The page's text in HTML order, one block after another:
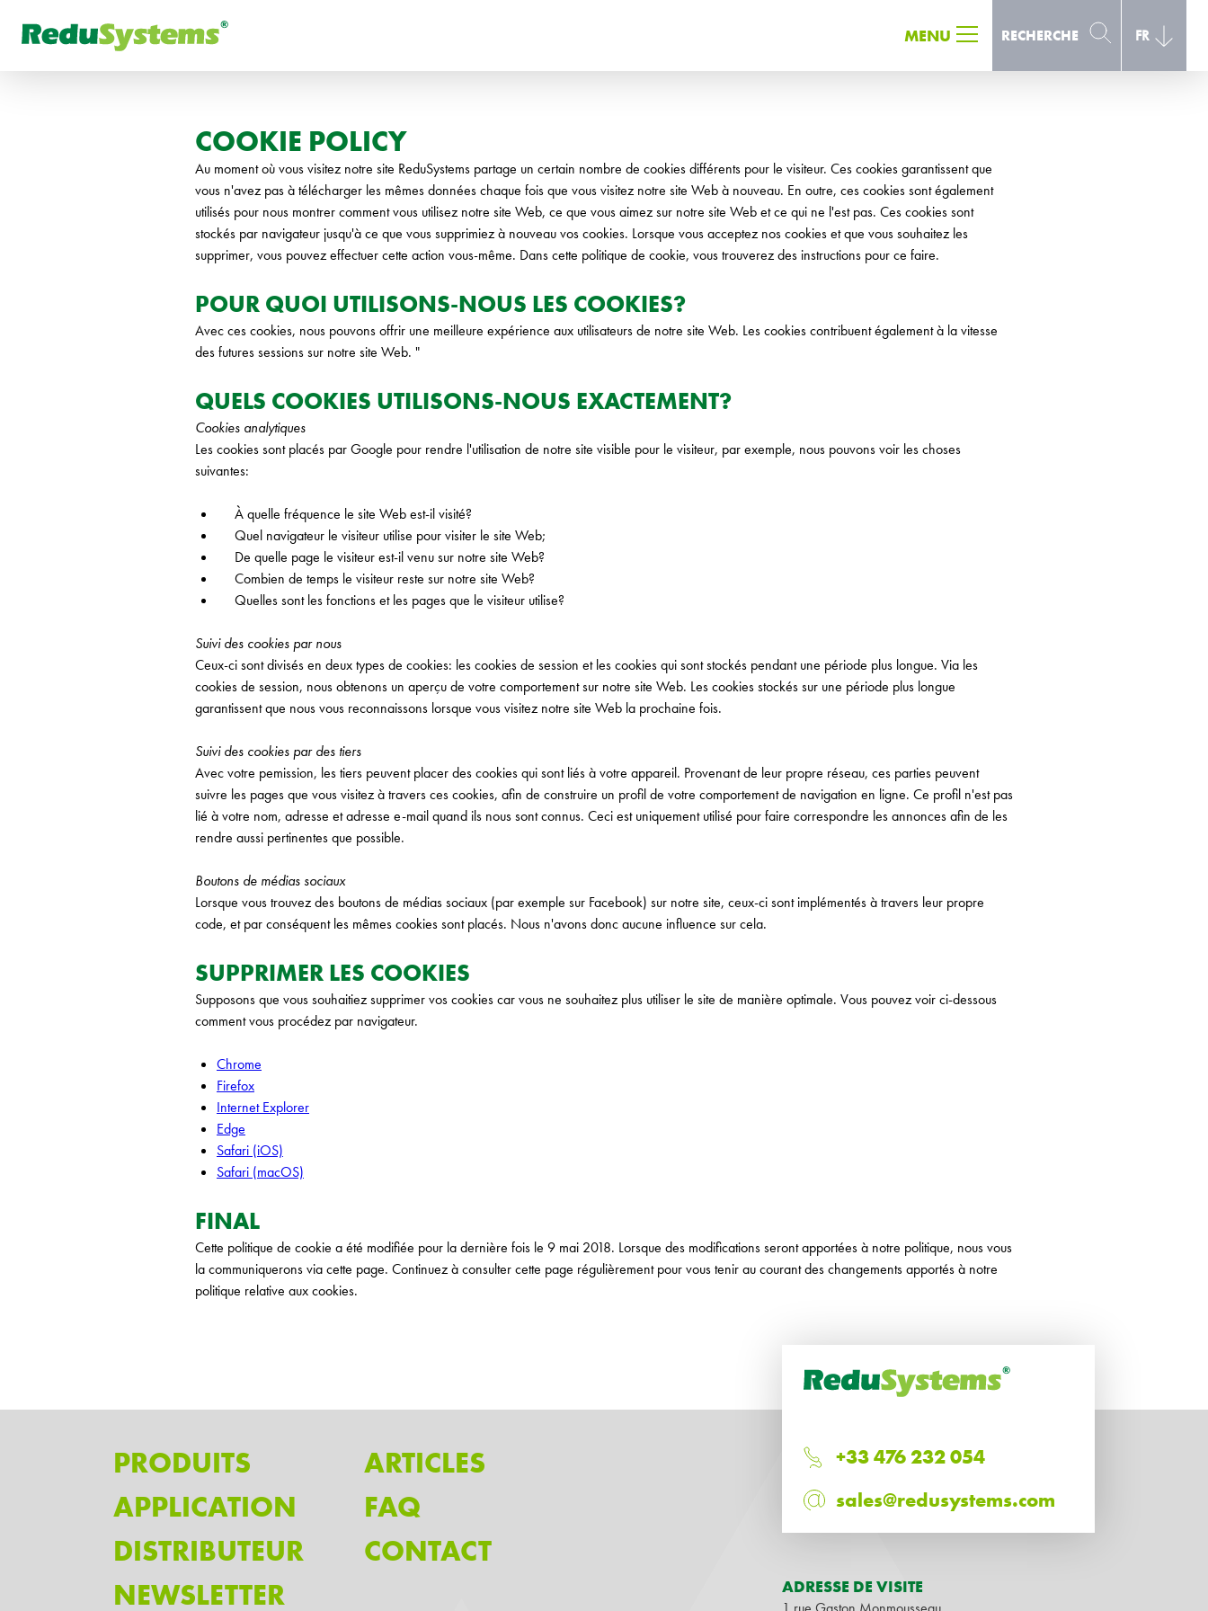
MENU RECHERCHE FR
Que cherchez-vous ? RECHERCHE
COOKIE POLICY
Au moment où vous visitez notre site ReduSystems partage un certain nombre de cookies différents pour le visiteur. Ces cookies garantissent que
vous n'avez pas à télécharger les mêmes données chaque fois que vous visitez notre site Web à nouveau. En outre, ces cookies sont également
utilisés pour nous montrer comment vous utilisez notre site Web, ce que vous aimez sur notre site Web et ce qui ne l'est pas. Ces cookies sont
stockés par navigateur jusqu'à ce que vous supprimiez à nouveau vos cookies. Lorsque vous acceptez nos cookies et que vous souhaitez les
supprimer, vous pouvez effectuer cette action vous-même. Dans cette politique de cookie, vous trouverez des instructions pour ce faire.
POUR QUOI UTILISONS-NOUS LES COOKIES?
Avec ces cookies, nous pouvons offrir une meilleure expérience aux utilisateurs de notre site Web. Les cookies contribuent également à la vitesse
des futures sessions sur notre site Web. "
QUELS COOKIES UTILISONS-NOUS EXACTEMENT?
Cookies analytiques
Les cookies sont placés par Google pour rendre l'utilisation de notre site visible pour le visiteur, par exemple, nous pouvons voir les choses
suivantes:
À quelle fréquence le site Web est-il visité?
Quel navigateur le visiteur utilise pour visiter le site Web;
De quelle page le visiteur est-il venu sur notre site Web?
Combien de temps le visiteur reste sur notre site Web?
Quelles sont les fonctions et les pages que le visiteur utilise?
Suivi des cookies par nous
Ceux-ci sont divisés en deux types de cookies: les cookies de session et les cookies qui sont stockés pendant une période plus longue. Via les
cookies de session, nous obtenons un aperçu de votre comportement sur notre site Web. Les cookies stockés sur une période plus longue
garantissent que nous vous reconnaissons lorsque vous visitez notre site Web la prochaine fois.
Suivi des cookies par des tiers
Avec votre pemission, les tiers peuvent placer des cookies qui sont liés à votre appareil. Provenant de leur propre réseau, ces parties peuvent
suivre les pages que vous visitez à travers ces cookies, afin de construire un profil de votre comportement de navigation en ligne. Ce profil n'est pas
lié à votre nom, adresse et adresse e-mail quand ils nous sont connus. Ceci est uniquement utilisé pour faire correspondre les annonces afin de les
rendre aussi pertinentes que possible.
Boutons de médias sociaux
Lorsque vous trouvez des boutons de médias sociaux (par exemple sur Facebook) sur notre site, ceux-ci sont implémentés à travers leur propre
code, et par conséquent les mêmes cookies sont placés. Nous n'avons donc aucune influence sur cela.
SUPPRIMER LES COOKIES
Supposons que vous souhaitiez supprimer vos cookies car vous ne souhaitez plus utiliser le site de manière optimale. Vous pouvez voir ci-dessous
comment vous procédez par navigateur.
Chrome
Firefox
Internet Explorer
Edge
Safari (iOS)
Safari (macOS)
FINAL
Cette politique de cookie a été modifiée pour la dernière fois le 9 mai 2018. Lorsque des modifications seront apportées à notre politique, nous vous
la communiquerons via cette page. Continuez à consulter cette page régulièrement pour vous tenir au courant des changements apportés à notre
politique relative aux cookies.
+33 476 232 054
sales@redusystems.com
ADRESSE DE VISITE
PRODUITS
APPLICATION
DISTRIBUTEUR
NEWSLETTER
ARTICLES
FAQ
CONTACT